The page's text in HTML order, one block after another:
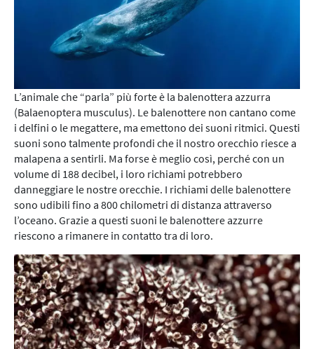
L’animale che “parla” più forte è la balenottera azzurra
(Balaenoptera musculus). Le balenottere non cantano come
i delfini o le megattere, ma emettono dei suoni ritmici. Questi
suoni sono talmente profondi che il nostro orecchio riesce a
malapena a sentirli. Ma forse è meglio così, perché con un
volume di 188 decibel, i loro richiami potrebbero
danneggiare le nostre orecchie. I richiami delle balenottere
sono udibili fino a 800 chilometri di distanza attraverso
l’oceano. Grazie a questi suoni le balenottere azzurre
riescono a rimanere in contatto tra di loro.